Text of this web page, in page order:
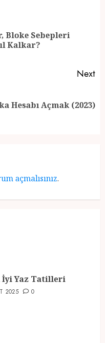
Bloke Sebepleri
Kalkar?
Next
Hesabı Açmak (2023)
açmalısınız.
İyi Yaz Tatilleri
2025 0